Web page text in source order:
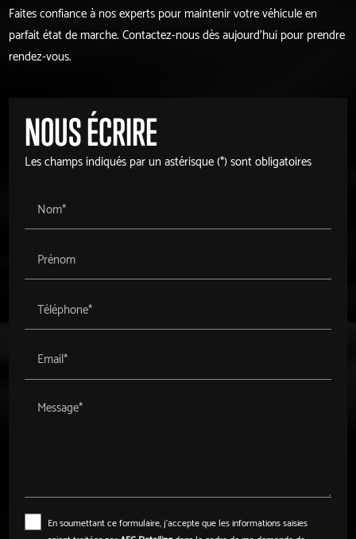
Faites confiance à nos experts pour maintenir votre véhicule en
parfait état de marche. Contactez-nous dès aujourd'hui pour prendre
rendez-vous.
NOUS ÉCRIRE
Les champs indiqués par un astérisque (*) sont obligatoires
Nom*
Prénom
Téléphone*
Email*
Message*
En soumettant ce formulaire, j'accepte que les informations saisies